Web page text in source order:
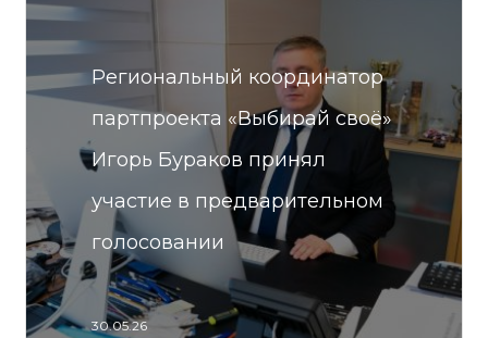
Региональный координатор
партпроекта «Выбирай своё»
Игорь Бураков принял
участие в предварительном
голосовании
30.05.26